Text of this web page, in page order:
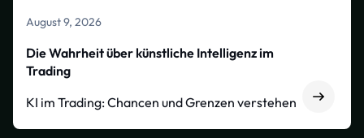
August 9, 2026
Die Wahrheit über künstliche Intelligenz im
Trading
KI im Trading: Chancen und Grenzen verstehen